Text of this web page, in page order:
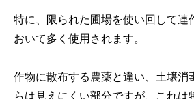
特に、限られた圃場を使い回して連
おいて多く使用されます。
作物に散布する農薬と違い、土壌消
らは見えにくい部分ですが、これは